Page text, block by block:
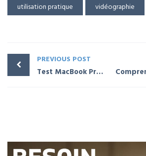
utilisation pratique
vidéographie
PREVIOUS POST
Test MacBook Pro 14 pouces avec puce M3 – Apple